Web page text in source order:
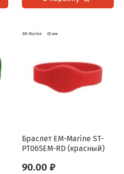
EM Marine 65 мм
Браслет EM-Marine ST-
PT065EM-RD (красный)
90.00 ₽